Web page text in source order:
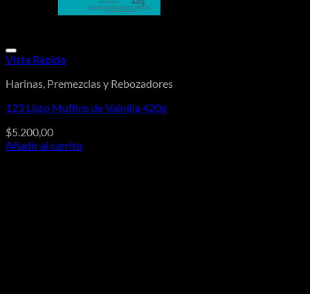
Vista Rápida
Harinas, Premezclas y Rebozadores
123 Listo Muffins de Vainilla 420g
$5.200,00
Añadir al carrito